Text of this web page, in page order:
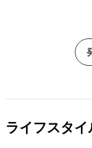
ライフスタ